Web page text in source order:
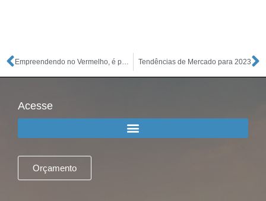
Tendências de Mercado para 2023
Acesse
Orçamento